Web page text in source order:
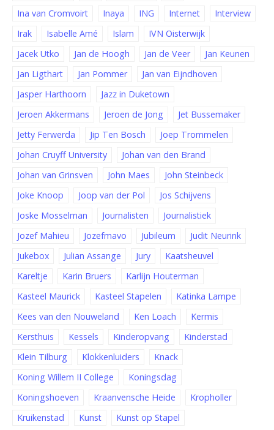
Ina van Cromvoirt
Inaya ING Internet
Interview
Irak
Isabelle Amé Islam
IVN Oisterwijk
Jacek Utko
Jan de Hoogh Jan de Veer
Jan Keunen
Jan Ligthart
Jan Pommer
Jan van Eijndhoven
Jasper Harthoorn
Jazz in Duketown
Jeroen Akkermans
Jeroen de Jong
Jet Bussemaker
Jetty Ferwerda
Jip Ten Bosch
Joep Trommelen
Johan Cruyff University
Johan van den Brand
Johan van Grinsven
John Maes
John Steinbeck
Joke Knoop
Joop van der Pol
Jos Schijvens
Joske Mosselman
Journalisten
Journalistiek
Jozef Mahieu
Jozefmavo Jubileum
Judit Neurink
Jukebox
Julian Assange Jury
Kaatsheuvel
Kareltje
Karin Bruers
Karlijn Houterman
Kasteel Maurick
Kasteel Stapelen
Katinka Lampe
Kees van den Nouweland
Ken Loach
Kermis
Kersthuis
Kessels Kinderopvang
Kinderstad
Klein Tilburg
Klokkenluiders
Knack
Koning Willem II College
Koningsdag
Koningshoeven
Kraanvensche Heide
Kropholler
Kruikenstad
Kunst Kunst op Stapel